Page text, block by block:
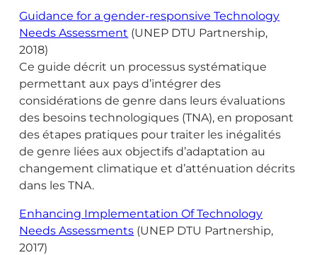
Guidance for a gender-responsive Technology
Needs Assessment (UNEP DTU Partnership,
2018)
Ce guide décrit un processus systématique
permettant aux pays d’intégrer des
considérations de genre dans leurs évaluations
des besoins technologiques (TNA), en proposant
des étapes pratiques pour traiter les inégalités
de genre liées aux objectifs d’adaptation au
changement climatique et d’atténuation décrits
dans les TNA.
Enhancing Implementation Of Technology
Needs Assessments (UNEP DTU Partnership,
2017)